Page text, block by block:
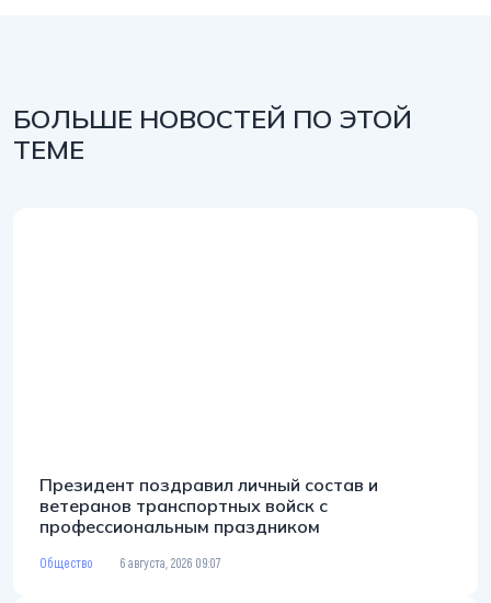
БОЛЬШЕ НОВОСТЕЙ ПО ЭТОЙ
ТЕМЕ
Президент поздравил личный состав и
ветеранов транспортных войск с
профессиональным праздником
Общество 6 августа, 2026 09:07